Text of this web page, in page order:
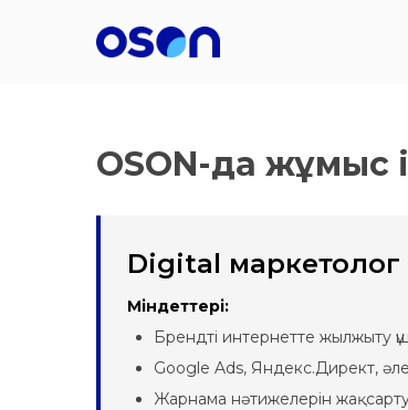
OSON-да жұмыс
Digital маркетолог
Міндеттері:
Брендті интернетте жылжыту
Google Ads, Яндекс.Директ,
Жарнама нәтижелерін